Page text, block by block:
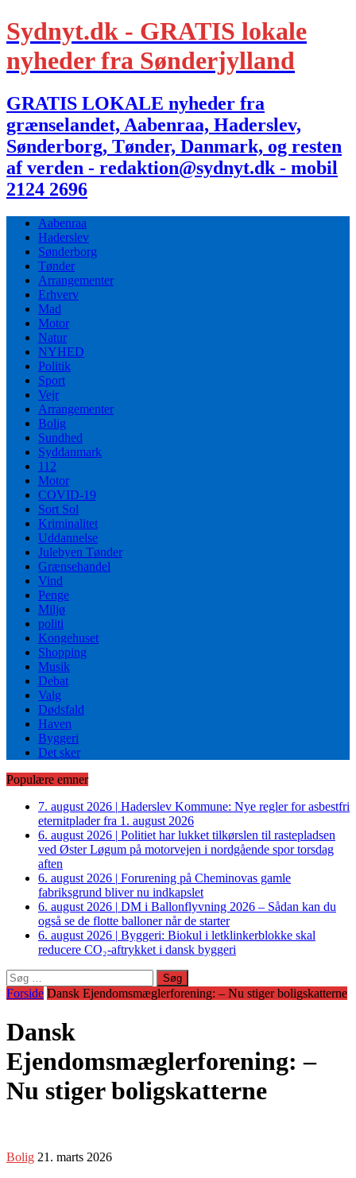
Sydnyt.dk - GRATIS lokale
nyheder fra Sønderjylland
GRATIS LOKALE nyheder fra
grænselandet, Aabenraa, Haderslev,
Sønderborg, Tønder, Danmark, og resten
af verden - redaktion@sydnyt.dk - mobil
2124 2696
Aabenraa
Haderslev
Sønderborg
Tønder
Arrangementer
Erhverv
Mad
Motor
Natur
NYHED
Politik
Sport
Vejr
Arrangementer
Bolig
Sundhed
Syddanmark
112
Motor
COVID-19
Sort Sol
Kriminalitet
Uddannelse
Julebyen Tønder
Grænsehandel
Vind
Penge
Miljø
politi
Kongehuset
Shopping
Musik
Debat
Valg
Dødsfald
Haven
Byggeri
Det sker
Populære emner
7. august 2026 | Haderslev Kommune: Nye regler for asbestfri
eternitplader fra 1. august 2026
6. august 2026 | Politiet har lukket tilkørslen til rastepladsen
ved Øster Løgum på motorvejen i nordgående spor torsdag
aften
6. august 2026 | Forurening på Cheminovas gamle
fabriksgrund bliver nu indkapslet
6. august 2026 | DM i Ballonflyvning 2026 – Sådan kan du
også se de flotte balloner når de starter
6. august 2026 | Byggeri: Biokul i letklinkerblokke skal
reducere CO₂-aftrykket i dansk byggeri
Søg
efter:
Forside Dansk Ejendomsmæglerforening: – Nu stiger boligskatterne
Dansk
Ejendomsmæglerforening: –
Nu stiger boligskatterne
Bolig 21. marts 2026